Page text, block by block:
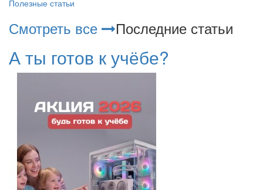
Полезные статьи
Смотреть все Последние статьи
А ты готов к учёбе?